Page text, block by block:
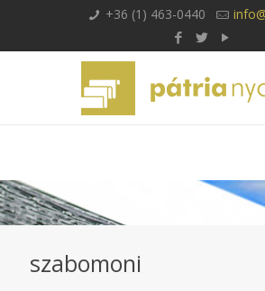
+36 (1) 463-0440
szabomoni